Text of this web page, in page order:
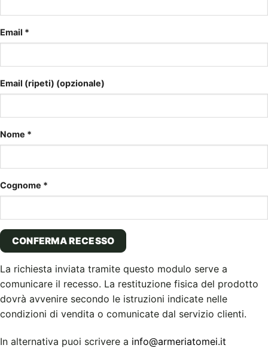
Email *
Email (ripeti) (opzionale)
Nome *
Cognome *
CONFERMA RECESSO
La richiesta inviata tramite questo modulo serve a
comunicare il recesso. La restituzione fisica del prodotto
dovrà avvenire secondo le istruzioni indicate nelle
condizioni di vendita o comunicate dal servizio clienti.
In alternativa puoi scrivere a info@armeriatomei.it